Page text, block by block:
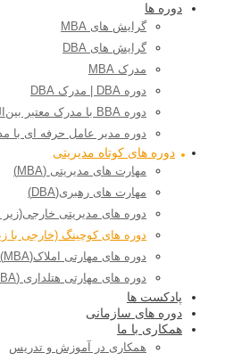
دوره ها
گرایش های MBA
گرایش های DBA
مدرک MBA
دوره DBA | مدرک DBA
دوره BBA با مدرک معتبر بین‌المللی
دوره مدیر عامل حرفه ای با
دوره های کوتاه مدیریتی
مهارت های مدیریتی (MBA)
مهارت های رهبری(DBA)
دوره های مدیریتی
دوره های کوچینگ (خارجی با
دوره های مهارتی املاک(MBA)
دوره های مهارتی هتلداری (MBA)
پادکست ها
دوره های سازمانی
همکاری با ما
همکاری در آموزش و تدریس